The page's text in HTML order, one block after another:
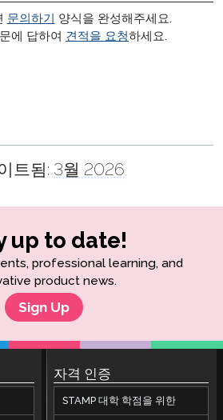
문의하기 양식을 완성해주세요.
에 답하여 견적을 요청하세요.
트됨: 3월 2026
up to date!
professional learning, and
product news.
Sign Up
자격 인증
STAMP 대학 학점을 위한